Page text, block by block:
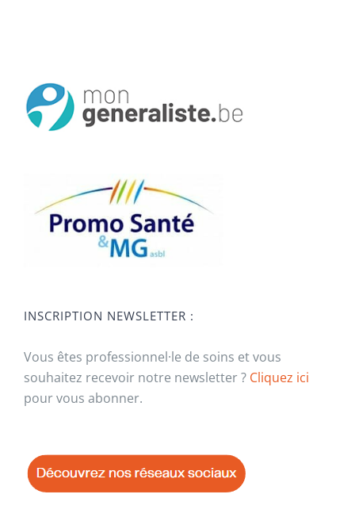
INSCRIPTION NEWSLETTER :
Vous êtes professionnel·le de soins et vous
souhaitez recevoir notre newsletter ? Cliquez ici
pour vous abonner.